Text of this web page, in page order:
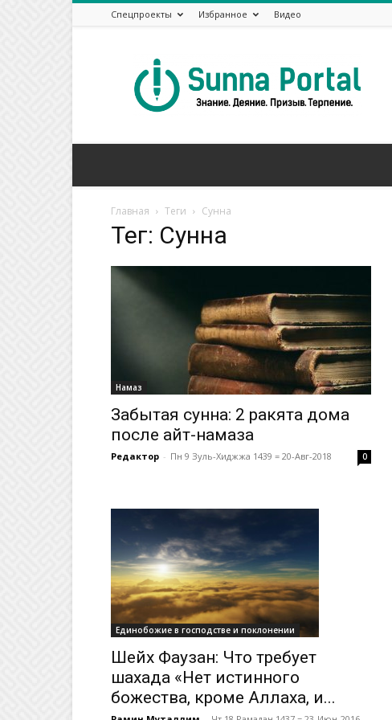
Спецпроекты Избранное Видео
Портал
Главная Теги Сунна
Тег: Сунна
Намаз
Забытая сунна: 2 ракята дома
после айт-намаза
Редактор - Пн 9 Зуль-Хиджжа 1439 = 20-Авг-2018 0
Единобожие в господстве и поклонении
Шейх Фаузан: Что требует
шахада «Нет истинного
божества, кроме Аллаха, и...